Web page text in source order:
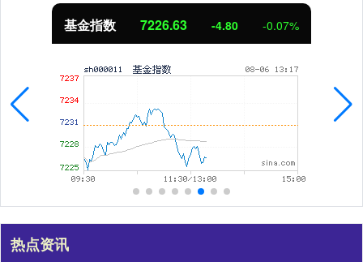
基金指数 7226.63 -4.80 -0.07%
热点资讯